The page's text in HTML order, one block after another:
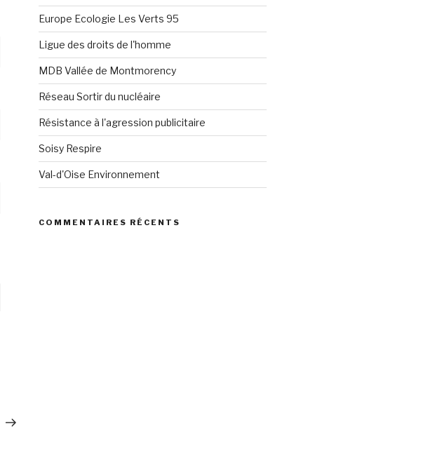
Europe Ecologie Les Verts 95
Ligue des droits de l'homme
MDB Vallée de Montmorency
Réseau Sortir du nucléaire
Résistance à l'agression publicitaire
Soisy Respire
Val-d'Oise Environnement
COMMENTAIRES RÉCENTS